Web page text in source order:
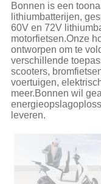
Bonnen is een
lithiumbatterijen,
60V en 72V
motorfietsen.Onze
ontworpen om te
verschillende
scooters,
voertuigen,
meer.Bonnen wil
leveren.